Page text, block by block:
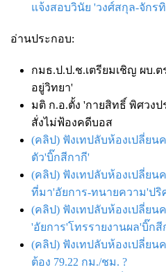
แจ้งสอบวินัย 'วงศ์สกุล-จักร
อ่านประกอบ:
กมธ.ป.ป.ช.เตรียมเชิญ ผบ.
อยู่วิทยา'
มติ ก.อ.ตั้ง 'กายสิทธิ์ พิศวง
สั่งไม่ฟ้องคดีบอส
(คลิป) ฟังเทปลับห้องเปลี่ยน
ตัว'บิ๊กสีกากี'
(คลิป) ฟังเทปลับห้องเปลี่ยน
ที่มา'อัยการ-ทนายความ'ปริ
(คลิป) ฟังเทปลับห้องเปลี่ยน
'อัยการ'โทรรายงานผล'บิ๊กสี
(คลิป) ฟังเทปลับห้องเปลี่ยน
ต้อง 79.22 กม./ชม. ?